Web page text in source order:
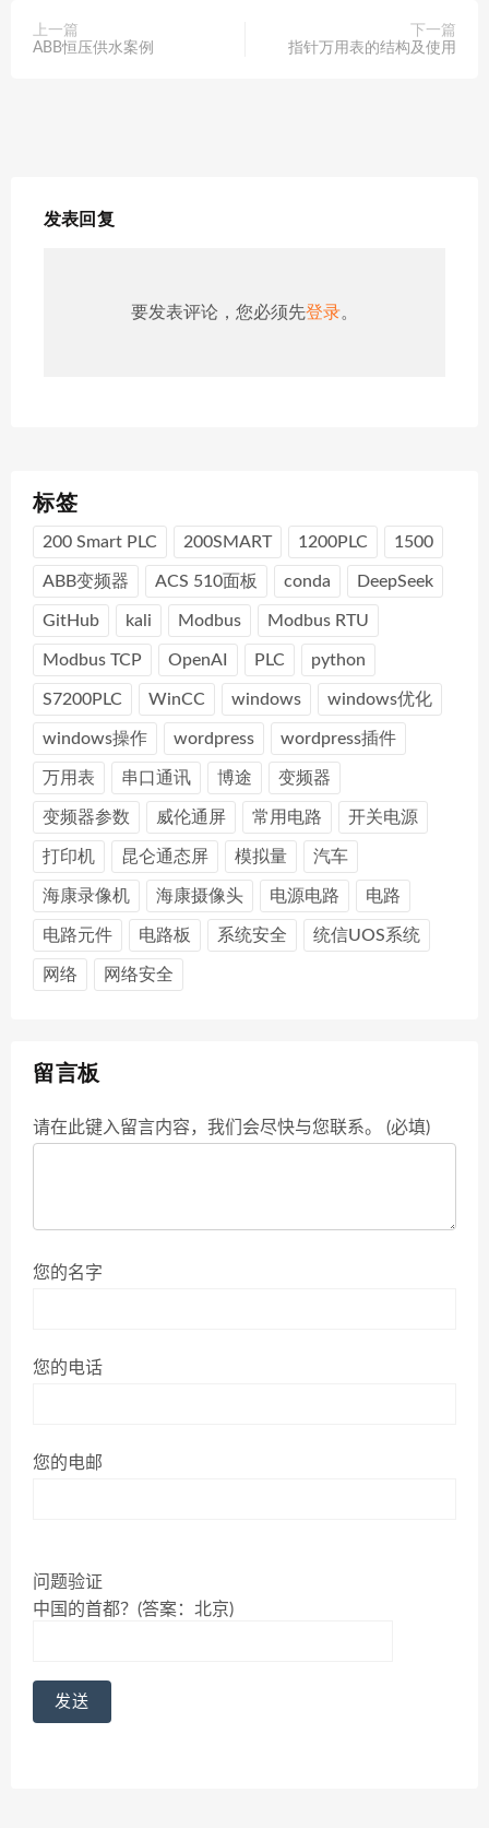
上一篇
ABB恒压供水案例
下一篇
指针万用表的结构及使用
发表回复
要发表评论，您必须先登录。
标签
200 Smart PLC 200SMART 1200PLC 1500
ABB变频器 ACS 510面板 conda DeepSeek
GitHub kali Modbus Modbus RTU
Modbus TCP OpenAI PLC python
S7200PLC WinCC windows windows优化
windows操作 wordpress wordpress插件
万用表 串口通讯 博途 变频器
变频器参数 威伦通屏 常用电路 开关电源
打印机 昆仑通态屏 模拟量 汽车
海康录像机 海康摄像头 电源电路 电路
电路元件 电路板 系统安全 统信UOS系统
网络 网络安全
留言板
请在此键入留言内容，我们会尽快与您联系。 (必填)
您的名字
您的电话
您的电邮
问题验证
中国的首都？(答案：北京)